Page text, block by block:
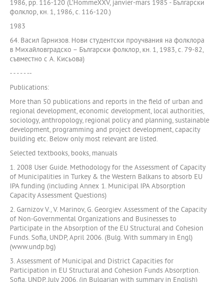
1986, pp. 116-120 (L’HommeXXV, janvier-mars 1985 - Български
фолклор, кн. 1, 1986, с. 116-120.)
1983
64. Васил Гарнизов. Нови студентски проучвания на фолклора
в Михайловградско – Български фолклор, кн. 1, 1983, с. 79-82,
съвместно с А. Кисьова)
- - - - - --
Publications:
More than 50 publications and reports in the field of urban and
regional development, economic development, local authorities,
sociology, anthropology, regional policy and planning, sustainable
development, programming and project development, capacity
building etc. Below only most relevant are listed.
Selected textbooks, books, manuals
1. 2008 User Guide. Methodology for the Assessment of Capacity
of Municipalities in Turkey & the Western Balkans to absorb EU
IPA funding (including Annex 1. Municipal IPA Absorption
Capacity Assessment Questions)
2. Garnizov V., V. Marinov, G. Georgiev. Assessment of the Capacity
of Non-Governmental Organizations and Businesses to
Participate in the Absorption of the EU Structural and Cohesion
Funds. Sofia, UNDP, April 2006. (Bulg. With summary in Engl)
(www.undp.bg)
3. Assessment of Municipal and District Capacities for
Participation in EU Structural and Cohesion Funds Absorption.